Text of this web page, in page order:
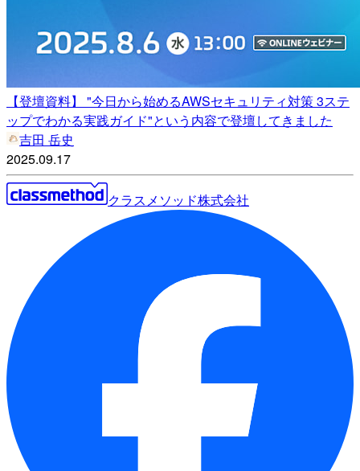
【登壇資料】 "今日から始めるAWSセキュリティ対策 3ステ
ップでわかる実践ガイド"という内容で登壇してきました
吉田 岳史
2025.09.17
クラスメソッド株式会社